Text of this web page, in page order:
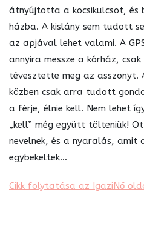
átnyújtotta a kocsikulcsot, és
házba. A kislány sem tudott
az apjával lehet valami. A
annyira messze a kórház,
tévesztette meg az asszonyt.
közben csak arra tudott
a férje, élnie kell. Nem lehet
„kell” még együtt tölteniük!
nevelnek, és a nyaralás, amit
egybekeltek…
Cikk folytatása az IgaziNő